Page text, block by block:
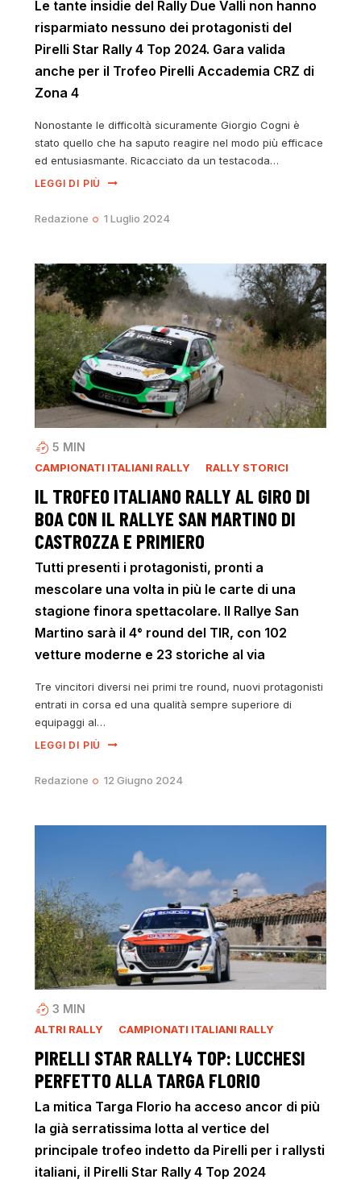
Le tante insidie del Rally Due Valli non hanno
risparmiato nessuno dei protagonisti del
Pirelli Star Rally 4 Top 2024. Gara valida
anche per il Trofeo Pirelli Accademia CRZ di
Zona 4
Nonostante le difficoltà sicuramente Giorgio Cogni è
stato quello che ha saputo reagire nel modo più efficace
ed entusiasmante. Ricacciato da un testacoda…
LEGGI DI PIÙ
Redazione 1 Luglio 2024
5 MIN
CAMPIONATI ITALIANI RALLY RALLY STORICI
IL TROFEO ITALIANO RALLY AL GIRO DI
BOA CON IL RALLYE SAN MARTINO DI
CASTROZZA E PRIMIERO
Tutti presenti i protagonisti, pronti a
mescolare una volta in più le carte di una
stagione finora spettacolare. Il Rallye San
Martino sarà il 4° round del TIR, con 102
vetture moderne e 23 storiche al via
Tre vincitori diversi nei primi tre round, nuovi protagonisti
entrati in corsa ed una qualità sempre superiore di
equipaggi al…
LEGGI DI PIÙ
Redazione 12 Giugno 2024
3 MIN
ALTRI RALLY CAMPIONATI ITALIANI RALLY
PIRELLI STAR RALLY4 TOP: LUCCHESI
PERFETTO ALLA TARGA FLORIO
La mitica Targa Florio ha acceso ancor di più
la già serratissima lotta al vertice del
principale trofeo indetto da Pirelli per i rallysti
italiani, il Pirelli Star Rally 4 Top 2024